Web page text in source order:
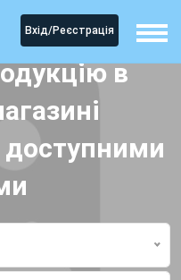
Вхід/Реєстрація
в
доступними